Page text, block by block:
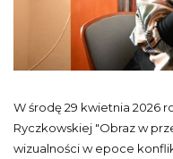
W środę 29 kwietnia 2026
Ryczkowskiej "Obraz w
wizualności w epoce